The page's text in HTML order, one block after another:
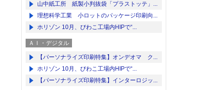
山中紙工所 紙製小判抜袋「プラストッテ」...
理想科学工業 小ロットのパッケージ印刷向...
ホリゾン 10月、びわこ工場内HIPで“...
ＡＩ・デジタル
【パーソナライズ印刷特集】オンデオマ ク...
ホリゾン 10月、びわこ工場内HIPで“...
【パーソナライズ印刷特集】インターロジッ...